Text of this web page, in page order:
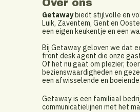
Over ons
Getawaybiedt stijlvolle en
Luik, Zaventem, Gent en
een eigen keukentje en een
Bij Getaway geloven we dat
front desk agent die onze
Of het nu gaat om plezier,
bezienswaardigheden en
een afwisselende en
Getaway is een familiaal
communicatielijnen met het